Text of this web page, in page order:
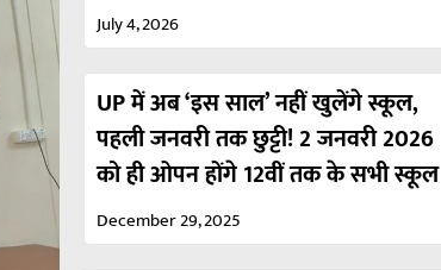
July 4, 2026
UP में अब ‘इस साल’ नहीं खुलेंगे स्कूल,
पहली जनवरी तक छुट्टी! 2 जनवरी 2026
को ही ओपन होंगे 12वीं तक के सभी स्कूल
December 29, 2025